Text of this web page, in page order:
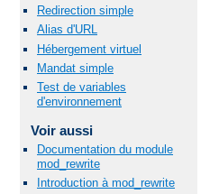
Redirection simple
Alias d'URL
Hébergement virtuel
Mandat simple
Test de variables
d'environnement
Voir aussi
Documentation du module
mod_rewrite
Introduction à mod_rewrite